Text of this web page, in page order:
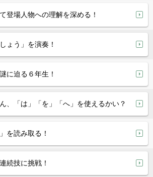
登場人物への理解を深める！
ょう」を演奏！
に迫る６年生！
、「は」「を」「へ」を使えるかい？
を読み取る！
続技に挑戦！